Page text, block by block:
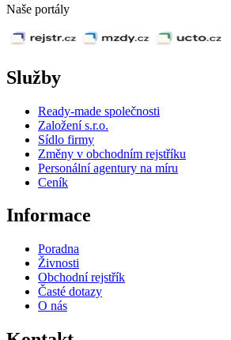
Naše portály
Služby
Ready-made společnosti
Založení s.r.o.
Sídlo firmy
Změny v obchodním rejstříku
Personální agentury na míru
Ceník
Informace
Poradna
Živnosti
Obchodní rejstřík
Časté dotazy
O nás